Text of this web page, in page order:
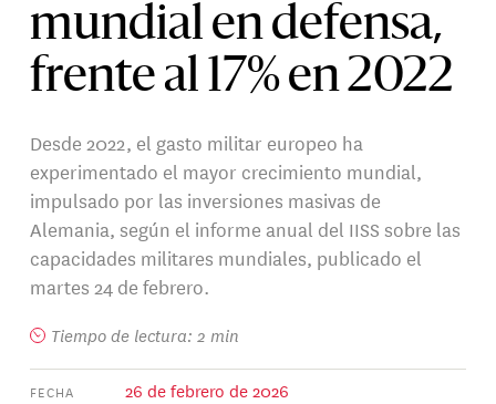
mundial en defensa,
frente al 17% en 2022
Desde 2022, el gasto militar europeo ha
experimentado el mayor crecimiento mundial,
impulsado por las inversiones masivas de
Alemania, según el informe anual del IISS sobre las
capacidades militares mundiales, publicado el
martes 24 de febrero.
Tiempo de lectura: 2 min
FECHA 26 de febrero de 2026